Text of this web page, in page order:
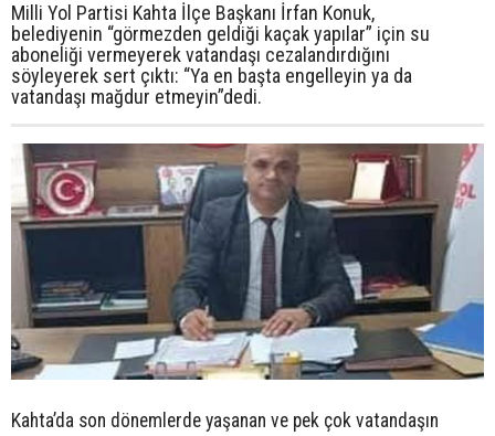
Milli Yol Partisi Kahta İlçe Başkanı İrfan Konuk,
belediyenin “görmezden geldiği kaçak yapılar” için su
aboneliği vermeyerek vatandaşı cezalandırdığını
söyleyerek sert çıktı: “Ya en başta engelleyin ya da
vatandaşı mağdur etmeyin”dedi.
Kahta’da son dönemlerde yaşanan ve pek çok vatandaşın